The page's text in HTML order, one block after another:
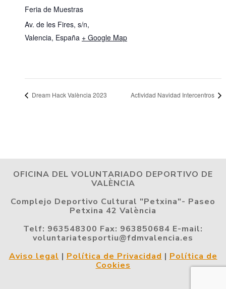
Feria de Muestras
Av. de les Fires, s/n,
Valencia, España + Google Map
Dream Hack València 2023 Actividad Navidad Intercentros
OFICINA DEL VOLUNTARIADO DEPORTIVO DE
VALÈNCIA
Complejo Deportivo Cultural "Petxina"- Paseo
Petxina 42 València
Telf: 963548300 Fax: 963850684 E-mail:
voluntariatesportiu@fdmvalencia.es
Aviso legal | Política de Privacidad | Política de
Cookies